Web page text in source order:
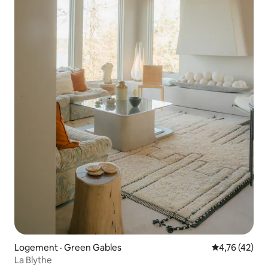
Logement · Green Gables Note
4,76 (42)
La Blythe